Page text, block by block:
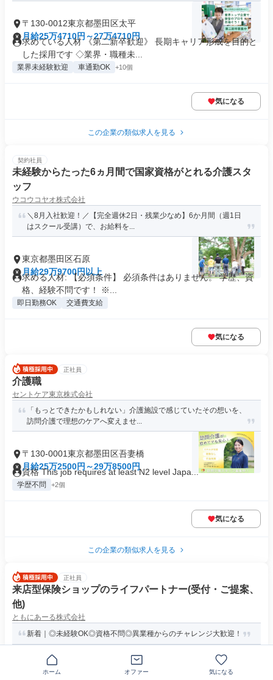
〒130-0012東京都墨田区太平
月給25万4710円～27万4710円
求めている人材 《第二新卒歓迎》 長期キャリア形成を目的と
した採用です ◇業界・職種未...
業界未経験歓迎 車通勤OK +10個
気になる
この企業の類似求人を見る
契約社員
未経験からたった6ヵ月間で国家資格がとれる介護スタ
ッフ
ウコウコヤオ株式会社
＼8月入社歓迎！／【完全週休2日・残業少なめ】6か月間（週1日
はスクール受講）で、お給料を...
東京都墨田区石原
月給29万9700円以上
求める人材: 【必須条件】 必須条件はありません。 学歴、資
格、経験不問です！ ※...
即日勤務OK 交通費支給
気になる
正社員
介護職
セントケア東京株式会社
「もっとできたかもしれない」介護施設で感じていたその想いを、
訪問介護で理想のケアへ変えませ...
〒130-0001東京都墨田区吾妻橋
月給25万2500円～29万8500円
資格 This job requires at least N2 level Japa...
学歴不問 +2個
気になる
この企業の類似求人を見る
正社員
来店型保険ショップのライフパートナー(受付・ご提案、
他)
ともにあーる株式会社
新着｜◎未経験OK◎資格不問◎異業種からのチャレンジ大歓迎！
月給25万円
求めている人材 ✅ 最終学歴：高卒以上 ★経験・資格は一切不
ホーム オファー 気になる